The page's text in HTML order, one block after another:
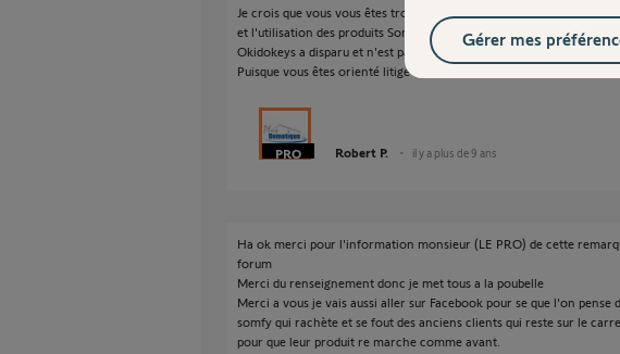
Je crois que vous vous êtes trompé de forum, ici c'est un forum
et l'utilisation des produits Somfy.
Okidokeys a disparu et n'est pas un produit Somfy...
Puisque vous êtes orienté litige retournez sur le forum 50 million de
Robert P. il y a plus de 9 ans
Ha ok merci pour l'information monsieur (LE PRO) de cette
forum
Merci du renseignement donc je met tous a la poubelle
Merci a vous je vais aussi aller sur Facebook pour se que l'on pense
somfy qui rachète et se fout des anciens clients qui reste sur le
pour que leur produit re marche comme avant.
Gérer mes